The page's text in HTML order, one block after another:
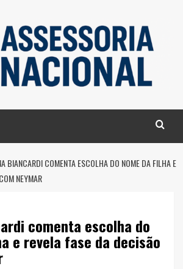
BIANCARDI COMENTA ESCOLHA DO NOME DA FILHA E
NEYMAR
comenta escolha do
e revela fase da decisão